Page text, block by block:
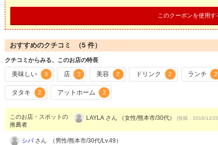
このクーポンを使用す
おすすめのクチコミ （5 件）
クチコミからみる、このお店の特長
美味しい 3 店 3 美容 2 ドリンク 2 ランチ 2
タタキ 2 アットホーム 2
このお店・スポットの
推薦者
LAYLA さん （女性/熊本市/30代） (投稿：2016/12/
シバさん （男性/熊本市/30代/Lv.49）